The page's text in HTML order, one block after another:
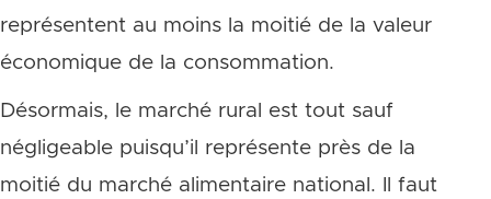
représentent au moins la moitié de la valeur
économique de la consommation.
Désormais, le marché rural est tout sauf
négligeable puisqu’il représente près de la
moitié du marché alimentaire national. Il faut